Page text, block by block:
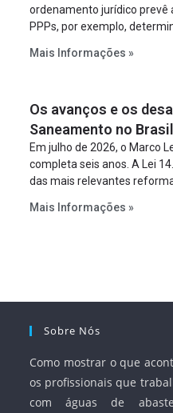
ordenamento jurídico prevê
PPPs, por exemplo,
empreendimento. Ou seja, a
projeto a projeto.
Mais Informações »
Os avanços e os
Saneamento no Brasil
Em julho de 2026, o Marco
completa seis anos. A Lei
das mais relevantes
serviços, ampliar a
Mais Informações »
Sobre Nós
Como mostrar o que
os profissionais que
com águas de